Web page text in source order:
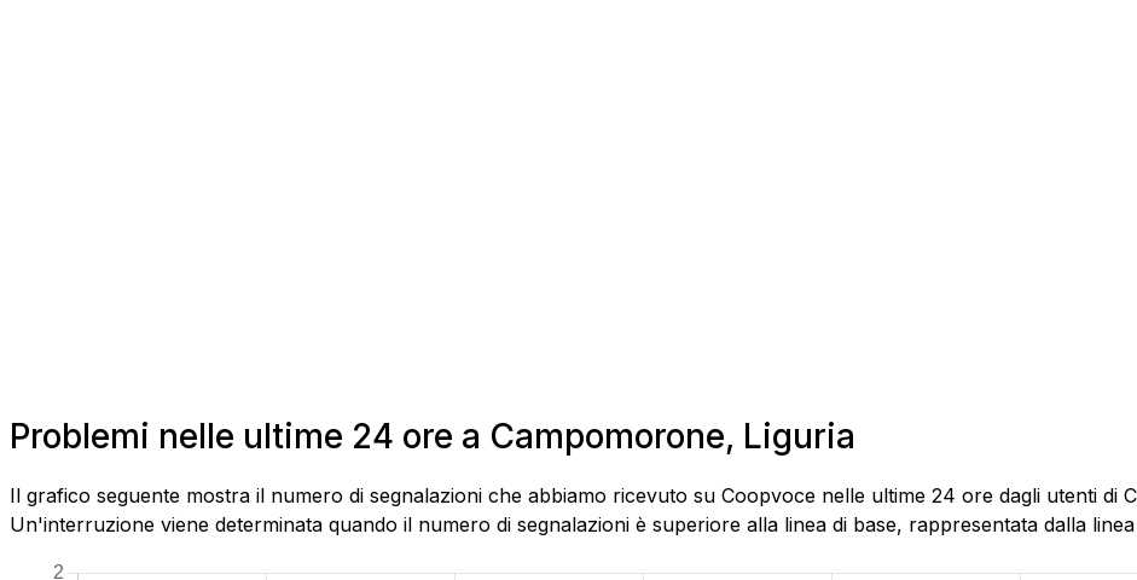
Problemi nelle ultime 24 ore a Campomorone, Liguria
Il grafico seguente mostra il numero di segnalazioni che abbiamo ricevuto su Coopvoce nelle ultime 24 ore dagli utenti di
Un'interruzione viene determinata quando il numero di segnalazioni è superiore alla linea di base, rappresentata dalla